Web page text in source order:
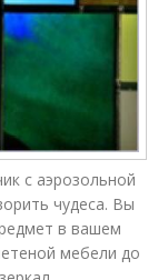
с аэрозольной
чудеса. Вы
в вашем
мебели до